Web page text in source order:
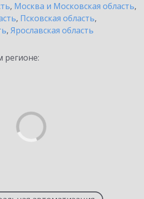
, Москва и Московская область,
, Псковская область,
, Ярославская область